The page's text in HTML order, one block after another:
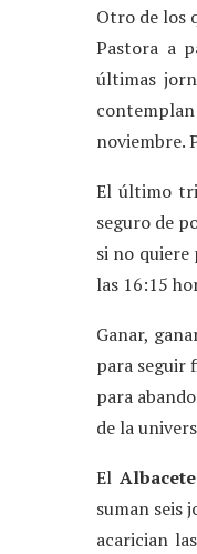
Otro de los
Pastora a
últimas
noviembre.
El último
seguro de
si no
las 16:15
Ganar,
para seguir
para
de la
El
suman seis
acarician